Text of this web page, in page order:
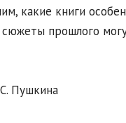
какие книги
прошлого
Пушкина